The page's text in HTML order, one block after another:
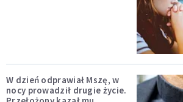
W dzień odprawiał Mszę, w
nocy prowadził drugie życie.